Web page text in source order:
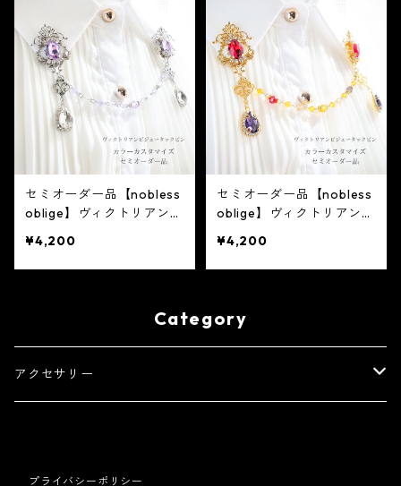
セミオーダー品【nobless
oblige】ヴィクトリアンビ
¥4,200
セミオーダー品【nobless
oblige】ヴィクトリアンビ
¥4,200
Category
アクセサリー
耳飾り
プライバシーポリシー